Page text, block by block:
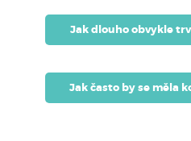
Jak dlouho obvykle
Jak často by se měla